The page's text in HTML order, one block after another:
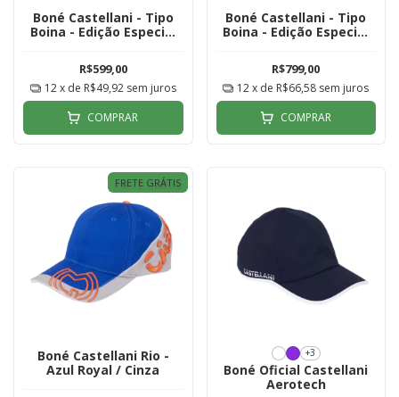
Boné Castellani - Tipo
Boina - Edição Especial
R$599,00
12x de R$49,92 sem juros
COMPRAR
Boné Castellani - Tipo
Boina - Edição Especial
R$799,00
12x de R$66,58 sem juros
COMPRAR
FRETE GRÁTIS
Boné Castellani Rio -
Azul Royal / Cinza
+3
Boné Oficial Castellani
Aerotech